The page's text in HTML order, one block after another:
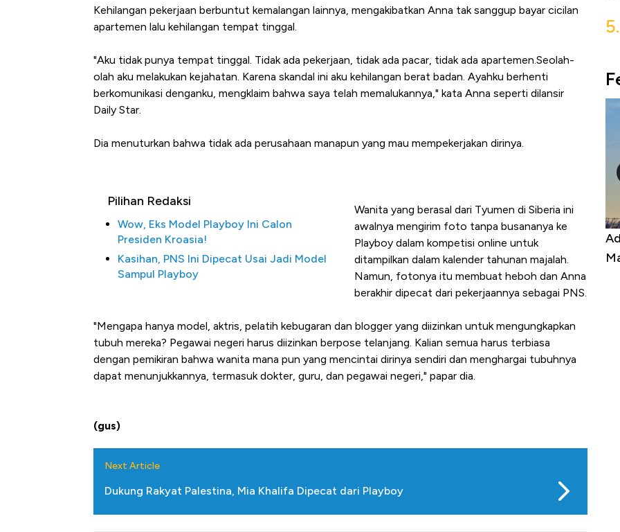
Kehilangan pekerjaan berbuntut kemalangan lainnya, mengakibatkan Anna tak sanggup bayar cicilan
apartemen lalu kehilangan tempat tinggal.
"Aku tidak punya tempat tinggal. Tidak ada pekerjaan, tidak ada pacar, tidak ada apartemen.Seolah-
olah aku melakukan kejahatan. Karena skandal ini aku kehilangan berat badan. Ayahku berhenti
berkomunikasi denganku, mengklaim bahwa saya telah memalukannya," kata Anna seperti dilansir
Daily Star.
Dia menuturkan bahwa tidak ada perusahaan manapun yang mau mempekerjakan dirinya.
Pilihan Redaksi
Wow, Eks Model Playboy Ini Calon
Presiden Kroasia!
Kasihan, PNS Ini Dipecat Usai Jadi Model
Sampul Playboy
Wanita yang berasal dari Tyumen di Siberia ini
awalnya mengirim foto tanpa busananya ke
Playboy dalam kompetisi online untuk
ditampilkan dalam kalender tahunan majalah.
Namun, fotonya itu membuat heboh dan Anna
berakhir dipecat dari pekerjaannya sebagai PNS.
"Mengapa hanya model, aktris, pelatih kebugaran dan blogger yang diizinkan untuk mengungkapkan
tubuh mereka? Pegawai negeri harus diizinkan berpose telanjang. Kalian semua harus terbiasa
dengan pemikiran bahwa wanita mana pun yang mencintai dirinya sendiri dan menghargai tubuhnya
dapat menunjukkannya, termasuk dokter, guru, dan pegawai negeri," papar dia.
(gus)
Next Article
Dukung Rakyat Palestina, Mia Khalifa Dipecat dari Playboy
5.
Kongo Tutup Keran Ekspor, Harga
Tembaga Terbang ke Zona Berbahaya
Adu Panas Kinerja Emiten Minyak RI,
Mana yang Cuannya Paling Menyala?